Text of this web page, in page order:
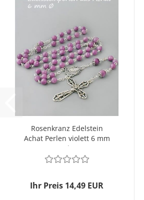
Rosenkranz Edelstein
Achat Perlen violett 6 mm
Ø
Ihr Preis 14,49 EUR